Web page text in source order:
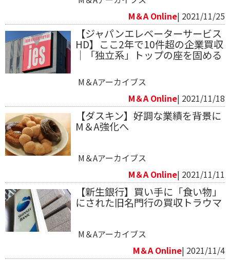
M＆A Online| 2021/11/25
【ジャパンエレベーターサービス
HD】ここ2年で10件超の企業買収
｜「独立系」トップの座を固める
M＆Aアーカイブス
M＆A Online| 2021/11/18
【ダスキン】好調な業績を背景に
M＆A強化へ
M＆Aアーカイブス
M＆A Online| 2021/11/11
【新生銀行】買い手に「食い物」
にされた旧名門行の買収トラウマ
M＆Aアーカイブス
M＆A Online| 2021/11/4